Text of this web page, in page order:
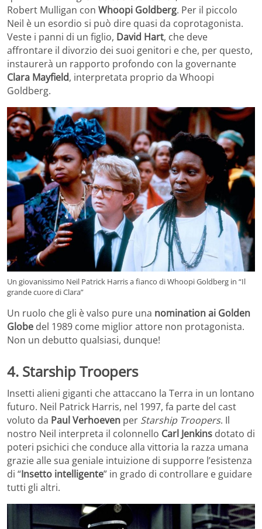
Robert Mulligan con Whoopi Goldberg. Per il piccolo
Neil è un esordio si può dire quasi da coprotagonista.
Veste i panni di un figlio, David Hart, che deve
affrontare il divorzio dei suoi genitori e che, per questo,
instaurerà un rapporto profondo con la governante
Clara Mayfield, interpretata proprio da Whoopi
Goldberg.
Un giovanissimo Neil Patrick Harris a fianco di Whoopi Goldberg in “Il
grande cuore di Clara”
Un ruolo che gli è valso pure una nomination ai Golden
Globe del 1989 come miglior attore non protagonista.
Non un debutto qualsiasi, dunque!
4. Starship Troopers
Insetti alieni giganti che attaccano la Terra in un lontano
futuro. Neil Patrick Harris, nel 1997, fa parte del cast
voluto da Paul Verhoeven per Starship Troopers. Il
nostro Neil interpreta il colonnello Carl Jenkins dotato di
poteri psichici che conduce alla vittoria la razza umana
grazie alle sua geniale intuizione di supporre l’esistenza
di “Insetto intelligente” in grado di controllare e guidare
tutti gli altri.